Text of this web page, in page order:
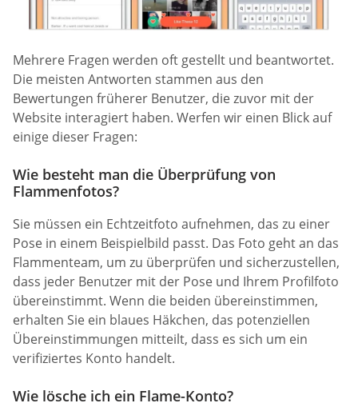
Mehrere Fragen werden oft gestellt und beantwortet.
Die meisten Antworten stammen aus den
Bewertungen früherer Benutzer, die zuvor mit der
Website interagiert haben. Werfen wir einen Blick auf
einige dieser Fragen:
Wie besteht man die Überprüfung von
Flammenfotos?
Sie müssen ein Echtzeitfoto aufnehmen, das zu einer
Pose in einem Beispielbild passt. Das Foto geht an das
Flammenteam, um zu überprüfen und sicherzustellen,
dass jeder Benutzer mit der Pose und Ihrem Profilfoto
übereinstimmt. Wenn die beiden übereinstimmen,
erhalten Sie ein blaues Häkchen, das potenziellen
Übereinstimmungen mitteilt, dass es sich um ein
verifiziertes Konto handelt.
Wie lösche ich ein Flame-Konto?